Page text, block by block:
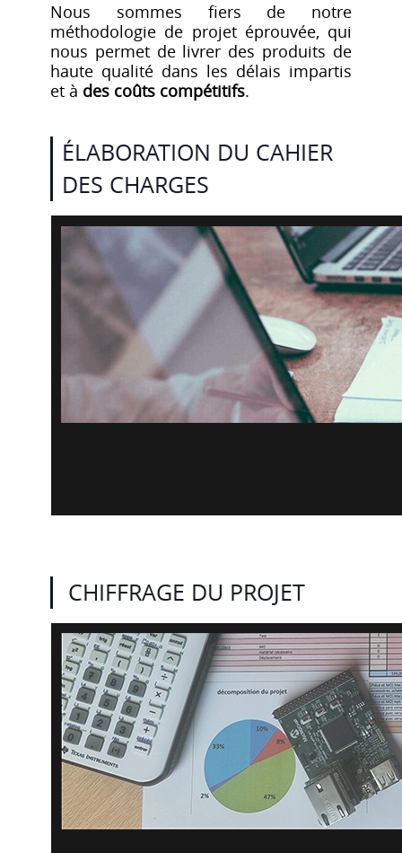
Nous sommes fiers de notre
méthodologie de projet éprouvée, qui
nous permet de livrer des produits de
haute qualité dans les délais impartis
et à des coûts compétitifs.
ÉLABORATION DU CAHIER
DES CHARGES
CHIFFRAGE DU PROJET